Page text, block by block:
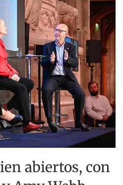
abiertos, con